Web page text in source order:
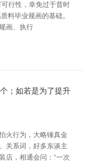
行性，幸免过于昔时
料毕业规画的基础。
画、执行
；如若是为了提升
火行为，大略锤真金
关系词，好多东谈主
店，相通会问：“一次